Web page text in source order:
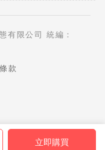
立即購買
限公司 統編：
款